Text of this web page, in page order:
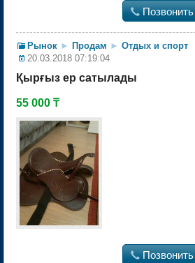
 Позвонить
Рынок ► Продам ► Отдых и спорт
20.03.2018 07:19:04
Қырғыз ер сатылады
55 000 ₸
 Позвонить